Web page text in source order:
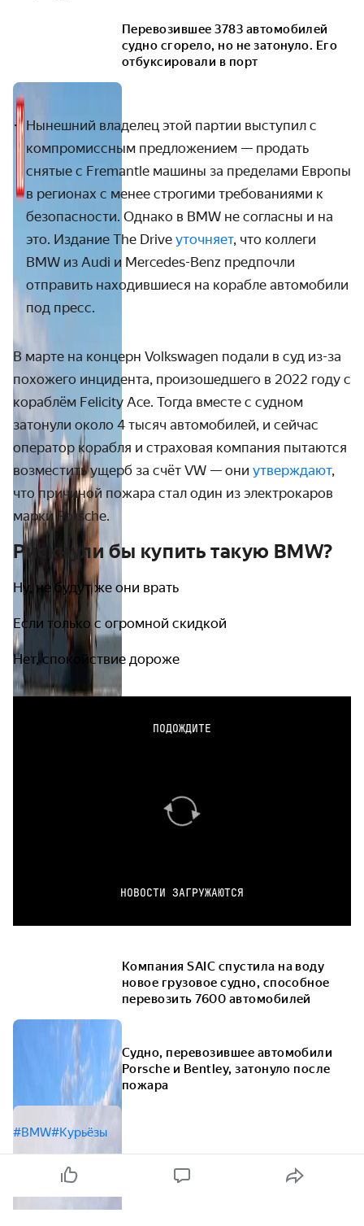
Перевозившее 3783 автомобилей
судно сгорело, но не затонуло. Его
отбуксировали в порт
Нынешний владелец этой партии выступил с
компромиссным предложением — продать
снятые с Fremantle машины за пределами Европы
в регионах с менее строгими требованиями к
безопасности. Однако в BMW не согласны и на
это. Издание The Drive уточняет, что коллеги
BMW из Audi и Mercedes-Benz предпочли
отправить находившиеся на корабле автомобили
под пресс.
В марте на концерн Volkswagen подали в суд из-за
похожего инцидента, произошедшего в 2022 году с
кораблём Felicity Ace. Тогда вместе с судном
затонули около 4 тысяч автомобилей, и сейчас
оператор корабля и страховая компания пытаются
возместить ущерб за счёт VW — они утверждают,
что причиной пожара стал один из электрокаров
марки Porsche.
Рискнули бы купить такую BMW?
Ну, не будут же они врать
Если только с огромной скидкой
Нет, спокойствие дороже
ПОДОЖДИТЕ
НОВОСТИ ЗАГРУЖАЮТСЯ
Компания SAIC спустила на воду
новое грузовое судно, способное
перевозить 7600 автомобилей
Судно, перевозившее автомобили
Porsche и Bentley, затонуло после
пожара
#BMW#Курьёзы